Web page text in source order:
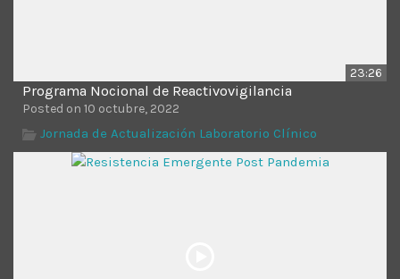
23:26
Programa Nocional de Reactivovigilancia
Posted on 10 octubre, 2022
Jornada de Actualización Laboratorio Clínico